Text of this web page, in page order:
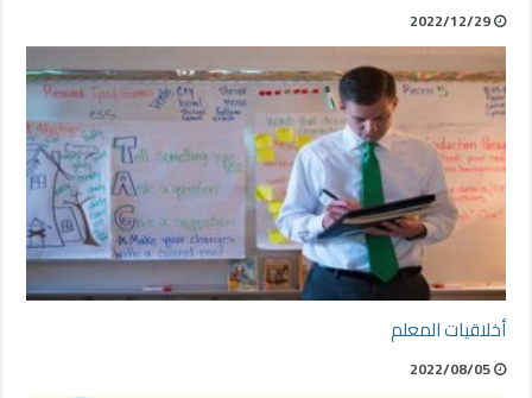
2022/12/29
أخلاقيات المعلم
2022/08/05